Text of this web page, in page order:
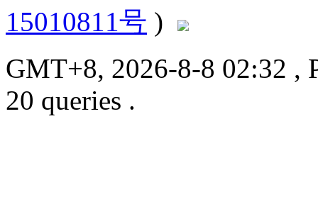
15010811号 )
GMT+8, 2026-8-8 02:32 ,
20 queries .